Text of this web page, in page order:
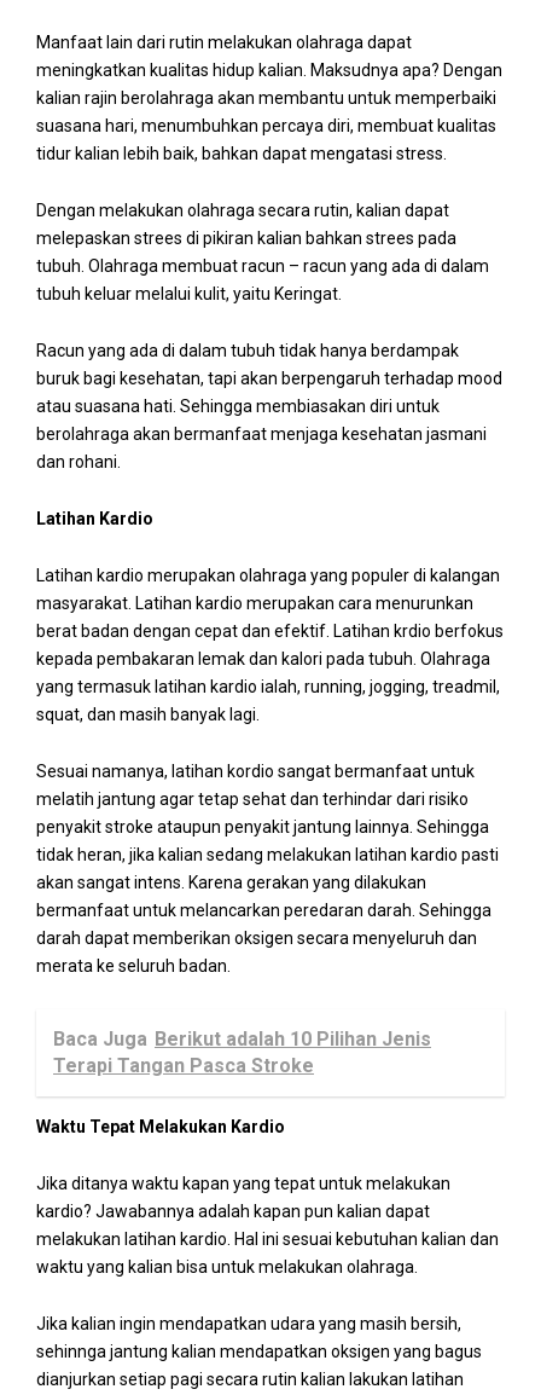
Manfaat lain dari rutin melakukan olahraga dapat
meningkatkan kualitas hidup kalian. Maksudnya apa? Dengan
kalian rajin berolahraga akan membantu untuk memperbaiki
suasana hari, menumbuhkan percaya diri, membuat kualitas
tidur kalian lebih baik, bahkan dapat mengatasi stress.
Dengan melakukan olahraga secara rutin, kalian dapat
melepaskan strees di pikiran kalian bahkan strees pada
tubuh. Olahraga membuat racun – racun yang ada di dalam
tubuh keluar melalui kulit, yaitu Keringat.
Racun yang ada di dalam tubuh tidak hanya berdampak
buruk bagi kesehatan, tapi akan berpengaruh terhadap mood
atau suasana hati. Sehingga membiasakan diri untuk
berolahraga akan bermanfaat menjaga kesehatan jasmani
dan rohani.
Latihan Kardio
Latihan kardio merupakan olahraga yang populer di kalangan
masyarakat. Latihan kardio merupakan cara menurunkan
berat badan dengan cepat dan efektif. Latihan krdio berfokus
kepada pembakaran lemak dan kalori pada tubuh. Olahraga
yang termasuk latihan kardio ialah, running, jogging, treadmil,
squat, dan masih banyak lagi.
Sesuai namanya, latihan kordio sangat bermanfaat untuk
melatih jantung agar tetap sehat dan terhindar dari risiko
penyakit stroke ataupun penyakit jantung lainnya. Sehingga
tidak heran, jika kalian sedang melakukan latihan kardio pasti
akan sangat intens. Karena gerakan yang dilakukan
bermanfaat untuk melancarkan peredaran darah. Sehingga
darah dapat memberikan oksigen secara menyeluruh dan
merata ke seluruh badan.
Baca Juga Berikut adalah 10 Pilihan Jenis
Terapi Tangan Pasca Stroke
Waktu Tepat Melakukan Kardio
Jika ditanya waktu kapan yang tepat untuk melakukan
kardio? Jawabannya adalah kapan pun kalian dapat
melakukan latihan kardio. Hal ini sesuai kebutuhan kalian dan
waktu yang kalian bisa untuk melakukan olahraga.
Jika kalian ingin mendapatkan udara yang masih bersih,
sehinnga jantung kalian mendapatkan oksigen yang bagus
dianjurkan setiap pagi secara rutin kalian lakukan latihan